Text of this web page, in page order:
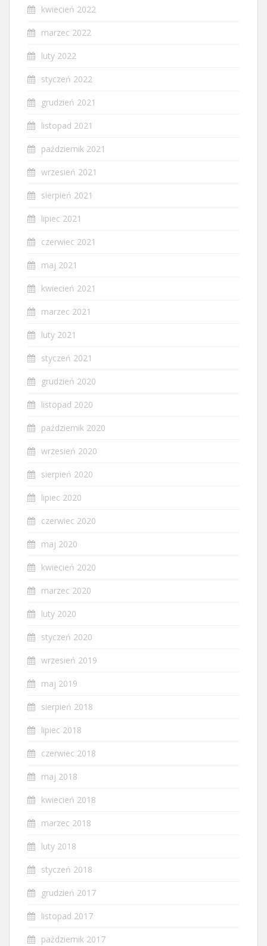
kwiecień 2022
marzec 2022
luty 2022
styczeń 2022
grudzień 2021
listopad 2021
październik 2021
wrzesień 2021
sierpień 2021
lipiec 2021
czerwiec 2021
maj 2021
kwiecień 2021
marzec 2021
luty 2021
styczeń 2021
grudzień 2020
listopad 2020
październik 2020
wrzesień 2020
sierpień 2020
lipiec 2020
czerwiec 2020
maj 2020
kwiecień 2020
marzec 2020
luty 2020
styczeń 2020
wrzesień 2019
maj 2019
sierpień 2018
lipiec 2018
czerwiec 2018
maj 2018
kwiecień 2018
marzec 2018
luty 2018
styczeń 2018
grudzień 2017
listopad 2017
październik 2017